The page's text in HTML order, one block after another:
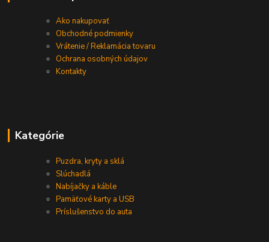
Ako nakupovať
Obchodné podmienky
Vrátenie / Reklamácia tovaru
Ochrana osobných údajov
Kontakty
Kategórie
Puzdra, kryty a sklá
Slúchadlá
Nabíjačky a káble
Pamäťové karty a USB
Príslušenstvo do auta